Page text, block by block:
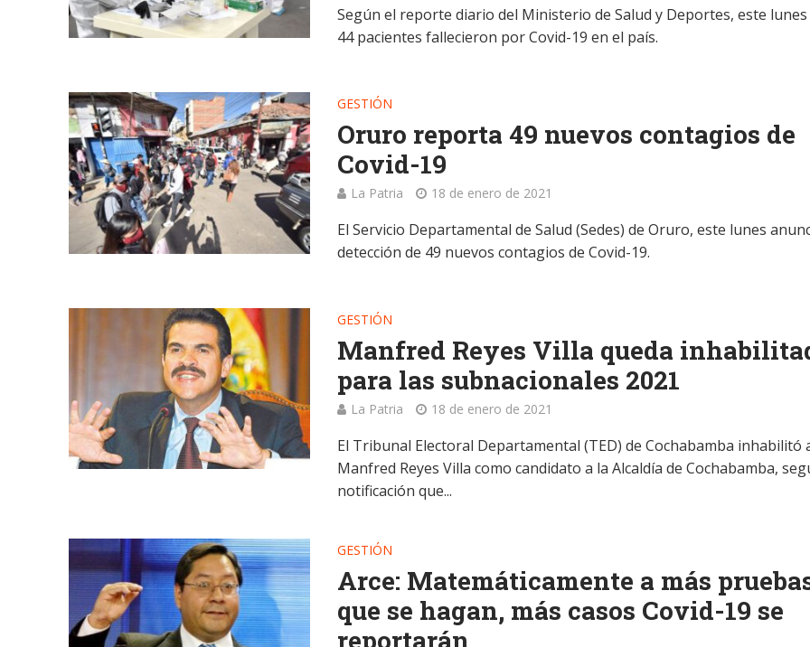
Según el reporte diario del Ministerio de Salud y Deportes, este
44 pacientes fallecieron por Covid-19 en el país.
GESTIÓN
Oruro reporta 49 nuevos contagios de
Covid-19
La Patria 18 de enero de 2021
El Servicio Departamental de Salud (Sedes) de Oruro, este lunes
detección de 49 nuevos contagios de Covid-19.
GESTIÓN
Manfred Reyes Villa queda
para las subnacionales 2021
La Patria 18 de enero de 2021
El Tribunal Electoral Departamental (TED) de Cochabamba inhabilitó
Manfred Reyes Villa como candidato a la Alcaldía de Cochabamba,
notificación que...
GESTIÓN
Arce: Matemáticamente a más
que se hagan, más casos Covid-19 se
reportarán